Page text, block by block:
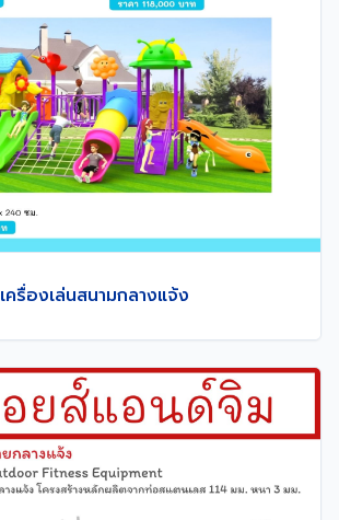
เครื่องเล่นสนามกลางแจ้ง